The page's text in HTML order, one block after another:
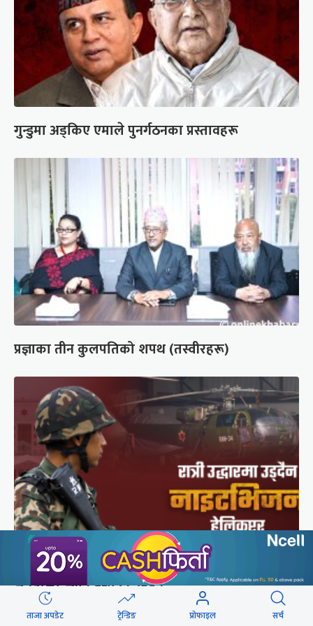
गुन्डुमा अड्किए एमाले पुनर्गठनका प्रस्तावहरू
प्रज्ञाका तीन कुलपतिको शपथ (तस्वीरहरू)
सेनाको नाइटभिजन हेलिकप्टर : भीआईपीका लागि उड्छ,
जनताको ज्यान बचाउन उड्दैन
ताजा अपडेट ट्रेन्डिङ प्रोफाइल सर्च